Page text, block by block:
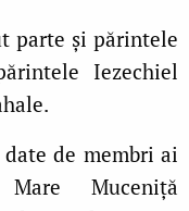
parte și părintele
Iezechiel
de membri ai
Muceniță